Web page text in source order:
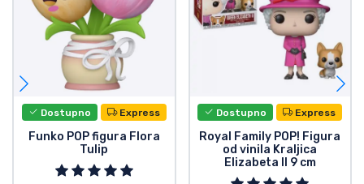
Dostupno Express
Funko POP figura Flora
Tulip
Dostupno Express
Royal Family POP! Figura
od vinila Kraljica
Elizabeta II 9 cm